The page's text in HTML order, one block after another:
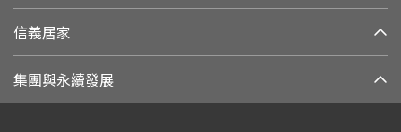
信義居家
集團與永續發展